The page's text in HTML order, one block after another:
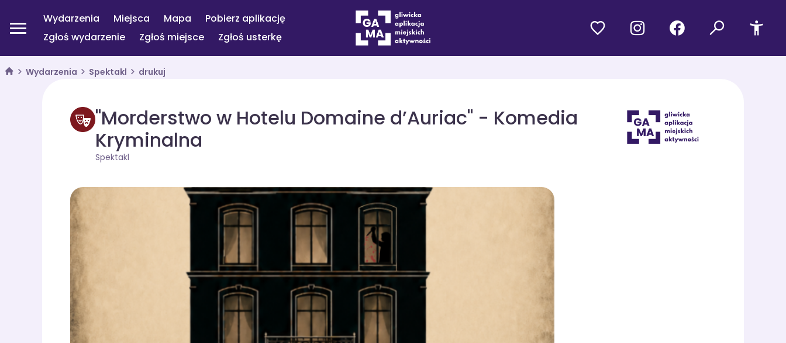
Wydarzenia Miejsca Mapa
Pobierz aplikację
Zgłoś wydarzenie
Zgłoś miejsce Zgłoś usterkę
Wydarzenia Spektakl drukuj
"Morderstwo w Hotelu Domaine d’Auriac" - Komedia
Kryminalna
Spektakl